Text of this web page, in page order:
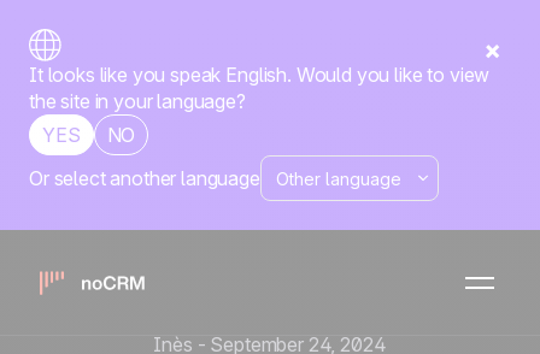
It looks like you speak English. Would you like to view
the site in your language?
YES
NO
Or select another language
Strumenti e automazioni di vendita
Prospecting su LinkedIn:
Strategie Efficaci per
Inès - September 24, 2024